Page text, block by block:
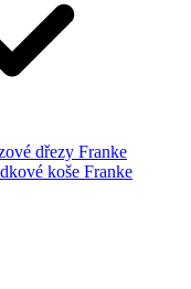
dřezy Franke
koše Franke